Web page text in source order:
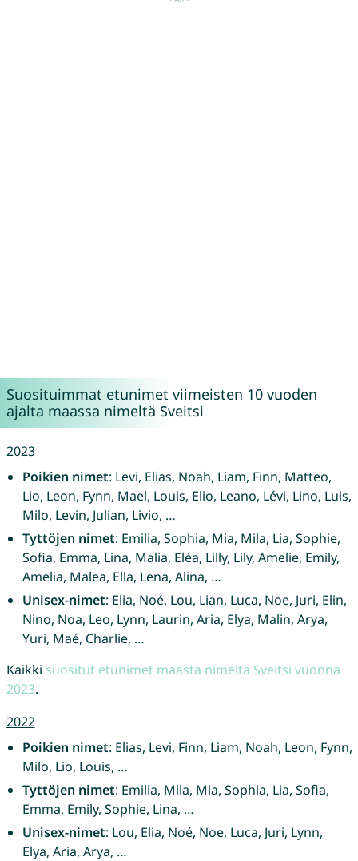
Suosituimmat etunimet viimeisten 10 vuoden
ajalta maassa nimeltä Sveitsi
2023
Poikien nimet: Levi, Elias, Noah, Liam, Finn, Matteo,
Lio, Leon, Fynn, Mael, Louis, Elio, Leano, Lévi, Lino, Luis,
Milo, Levin, Julian, Livio, …
Tyttöjen nimet: Emilia, Sophia, Mia, Mila, Lia, Sophie,
Sofia, Emma, Lina, Malia, Eléa, Lilly, Lily, Amelie, Emily,
Amelia, Malea, Ella, Lena, Alina, …
Unisex-nimet: Elia, Noé, Lou, Lian, Luca, Noe, Juri, Elin,
Nino, Noa, Leo, Lynn, Laurin, Aria, Elya, Malin, Arya,
Yuri, Maé, Charlie, …
Kaikki suositut etunimet maasta nimeltä Sveitsi vuonna
2023.
2022
Poikien nimet: Elias, Levi, Finn, Liam, Noah, Leon, Fynn,
Milo, Lio, Louis, …
Tyttöjen nimet: Emilia, Mila, Mia, Sophia, Lia, Sofia,
Emma, Emily, Sophie, Lina, …
Unisex-nimet: Lou, Elia, Noé, Noe, Luca, Juri, Lynn,
Elya, Aria, Arya, …